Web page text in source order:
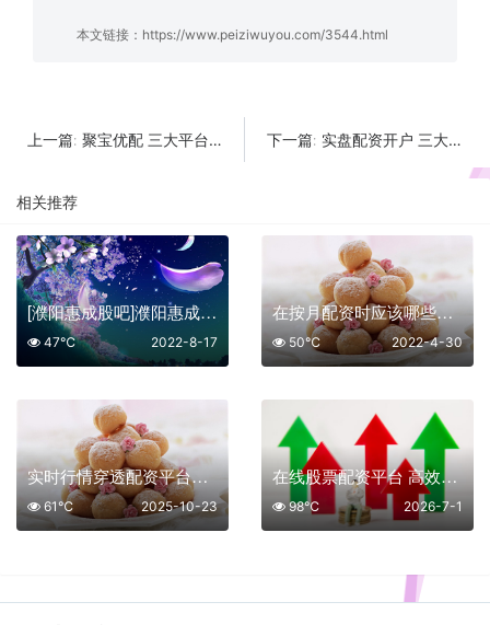
本文链接： https://www.peiziwuyou.com/3544.html
上一篇: 聚宝优配 三大平台助您投资更高效 下一篇: 实盘配资开户 三大高效操作平台详解
相关推荐
[濮阳惠成股吧]濮阳惠成股票有投资价值吗
2022-8-17
47℃
在按月配资时应该哪些事项呢
2022-4-30
50℃
实时行情穿透配资平台排名：技术赋能下的透明化竞争新格局
2025-10-23
61℃
在线股票配资平台 高效资金放大攻略
2026-7-1
98℃